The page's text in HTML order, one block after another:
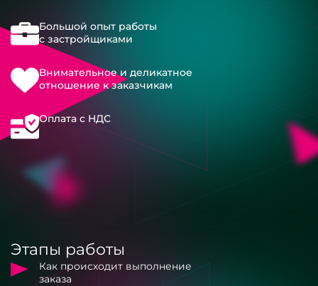
Большой опыт работы
с застройщиками
Внимательное и деликатное
отношение к заказчикам
Оплата с НДС
Этапы работы
Как происходит выполнение
заказа